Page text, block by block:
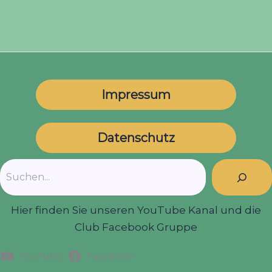
Impressum
Datenschutz
Hier finden Sie unseren YouTube Kanal und die
Club Facebook Gruppe
YouTube Facebook